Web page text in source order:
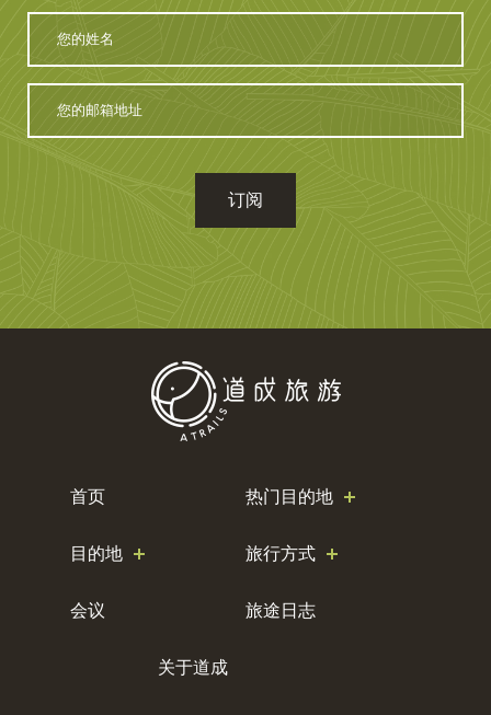
您
名
箱
首页 热门目的地
目的地 旅行方式
会议 旅途日志
关于道成